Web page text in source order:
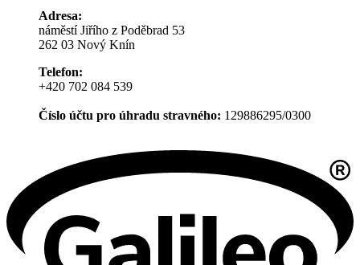
Adresa:
náměstí Jiřího z Poděbrad 53
262 03 Nový Knín
Telefon:
+420 702 084 539
Číslo účtu pro úhradu stravného: 129886295/0300